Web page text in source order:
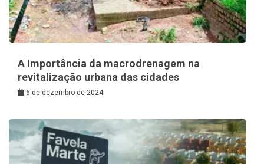
A Importância da macrodrenagem na
revitalização urbana das cidades
6 de dezembro de 2024